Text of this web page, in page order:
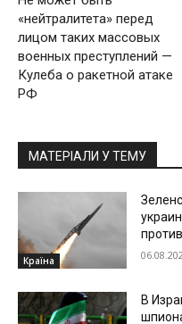
«нейтралитета» перед
лицом таких массовых
военных преступлений —
Кулеба о ракетной атаке
РФ
МАТЕРІАЛИ У ТЕМУ
Країна
В